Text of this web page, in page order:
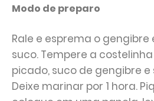
Modo de preparo
Rale e esprema o
suco. Tempere a
picado, suco de gengibre e
Deixe marinar por 1 hora.